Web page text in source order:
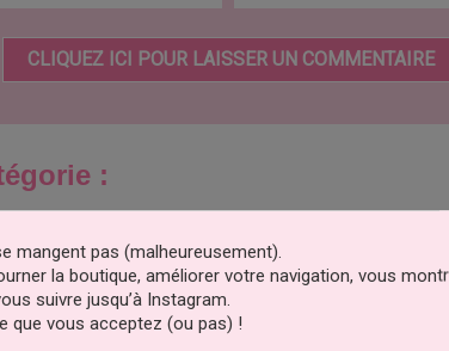
CLIQUEZ ICI POUR LAISSER UN COMMENTAIRE
:
mangent pas (malheureusement).
la boutique, améliorer votre navigation, vous
suivre jusqu’à Instagram.
que vous acceptez (ou pas) !